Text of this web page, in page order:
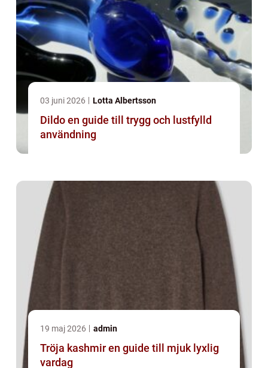
03 juni 2026 Lotta Albertsson
Dildo en guide till trygg och lustfylld
användning
19 maj 2026 admin
Tröja kashmir en guide till mjuk lyxlig
vardag